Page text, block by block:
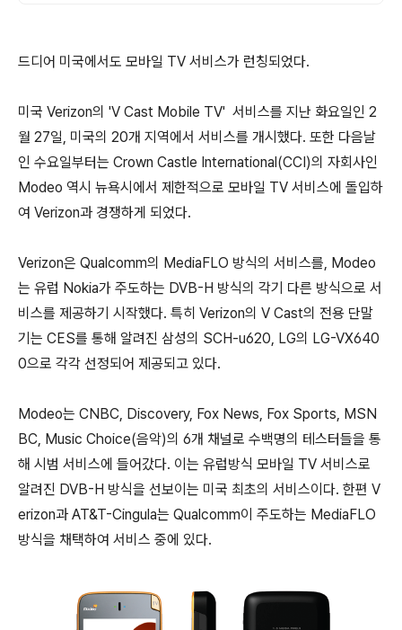
드디어 미국에서도 모바일 TV 서비스가 런칭되었다.
미국 Verizon의 'V Cast Mobile TV' 서비스를 지난 화요일인 2
월 27일, 미국의 20개 지역에서 서비스를 개시했다. 또한 다음날
인 수요일부터는 Crown Castle International(CCI)의 자회사인
Modeo 역시 뉴욕시에서 제한적으로 모바일 TV 서비스에 돌입하
여 Verizon과 경쟁하게 되었다.
Verizon은 Qualcomm의 MediaFLO 방식의 서비스를, Modeo
는 유럽 Nokia가 주도하는 DVB-H 방식의 각기 다른 방식으로 서
비스를 제공하기 시작했다. 특히 Verizon의 V Cast의 전용 단말
기는 CES를 통해 알려진 삼성의 SCH-u620, LG의 LG-VX640
0으로 각각 선정되어 제공되고 있다.
Modeo는 CNBC, Discovery, Fox News, Fox Sports, MSN
BC, Music Choice(음악)의 6개 채널로 수백명의 테스터들을 통
해 시범 서비스에 들어갔다. 이는 유럽방식 모바일 TV 서비스로
알려진 DVB-H 방식을 선보이는 미국 최초의 서비스이다. 한편 V
erizon과 AT&T-Cingula는 Qualcomm이 주도하는 MediaFLO
방식을 채택하여 서비스 중에 있다.